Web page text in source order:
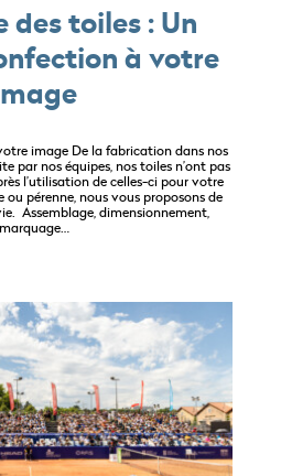
des toiles : Un
à votre
image De la fabrication dans nos
par nos équipes, nos toiles n’ont pas
l’utilisation de celles-ci pour votre
pérenne, nous vous proposons de
Assemblage, dimensionnement,
marquage…